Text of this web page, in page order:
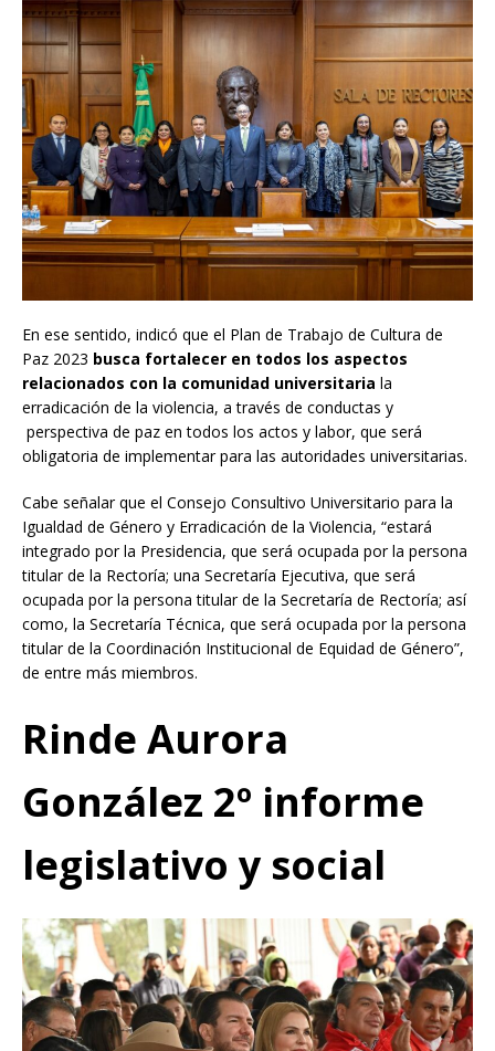
En ese sentido, indicó que el Plan de Trabajo de Cultura de
Paz 2023 busca fortalecer en todos los aspectos
relacionados con la comunidad universitaria la
erradicación de la violencia, a través de conductas y
perspectiva de paz en todos los actos y labor, que será
obligatoria de implementar para las autoridades universitarias.
Cabe señalar que el Consejo Consultivo Universitario para la
Igualdad de Género y Erradicación de la Violencia, “estará
integrado por la Presidencia, que será ocupada por la persona
titular de la Rectoría; una Secretaría Ejecutiva, que será
ocupada por la persona titular de la Secretaría de Rectoría; así
como, la Secretaría Técnica, que será ocupada por la persona
titular de la Coordinación Institucional de Equidad de Género”,
de entre más miembros.
Rinde Aurora
González 2º informe
legislativo y social